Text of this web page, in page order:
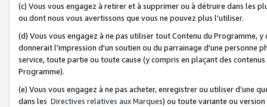
(c) Vous vous engagez à retirer et à supprimer ou à détruire dans les
ou dont nous vous avertissons que vous ne pouvez plus l'utiliser.
(d) Vous vous engagez à ne pas utiliser tout Contenu du Programme,
donnerait l'impression d'un soutien ou du parrainage d'une personne
service, toute partie ou toute cause (y compris en plaçant des
Programme).
(e) Vous vous engagez à ne pas acheter, enregistrer ou utiliser d’une
dans les Directives relatives aux Marques) ou toute variante ou